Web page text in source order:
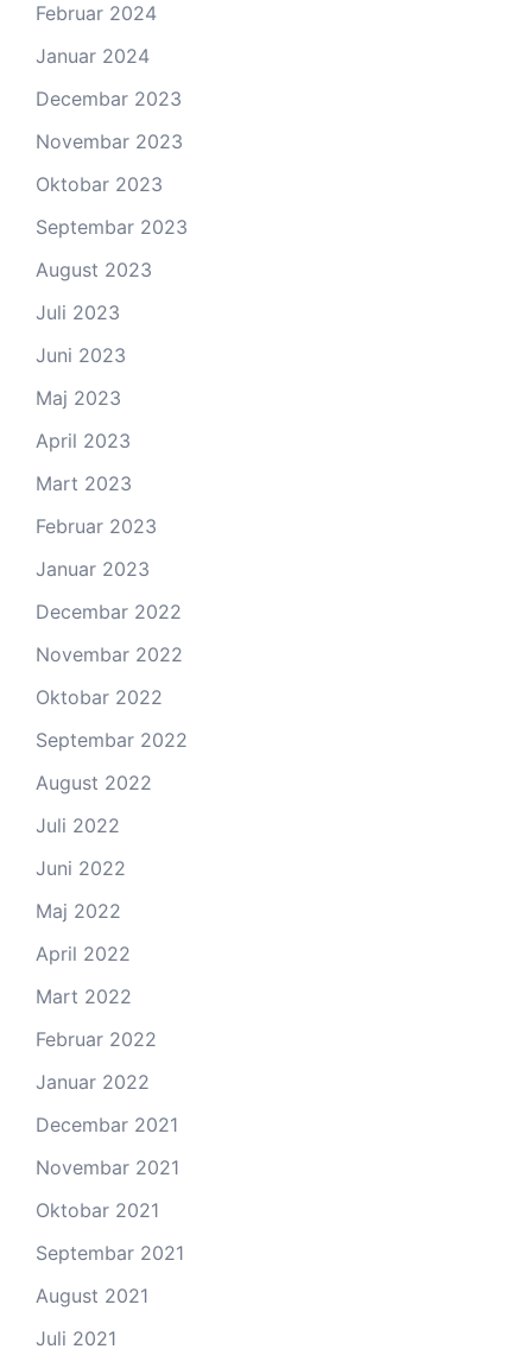
Februar 2024
Januar 2024
Decembar 2023
Novembar 2023
Oktobar 2023
Septembar 2023
August 2023
Juli 2023
Juni 2023
Maj 2023
April 2023
Mart 2023
Februar 2023
Januar 2023
Decembar 2022
Novembar 2022
Oktobar 2022
Septembar 2022
August 2022
Juli 2022
Juni 2022
Maj 2022
April 2022
Mart 2022
Februar 2022
Januar 2022
Decembar 2021
Novembar 2021
Oktobar 2021
Septembar 2021
August 2021
Juli 2021